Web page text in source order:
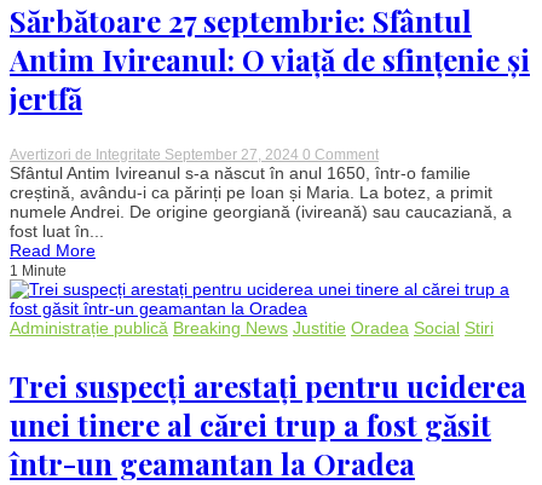
Sărbătoare 27 septembrie: Sfântul
Antim Ivireanul: O viață de sfințenie și
jertfă
Avertizori de Integritate September 27, 2024 0 Commenton
Sărbătoare
27
septembrie:
Sfântul
viață
sfințenie
și
Sfântul Antim Ivireanul s-a născut în anul 1650, într-o familie
creștină, avându-i ca părinți pe Ioan și Maria. La botez, a primit
numele Andrei. De origine georgiană (ivireană) sau caucaziană, a
fost luat în...
Read More
1 Minute
Administrație publică Breaking News Justitie Oradea Social Stiri
Trei suspecți arestați pentru uciderea
unei tinere al cărei trup a fost găsit
într-un geamantan la Oradea